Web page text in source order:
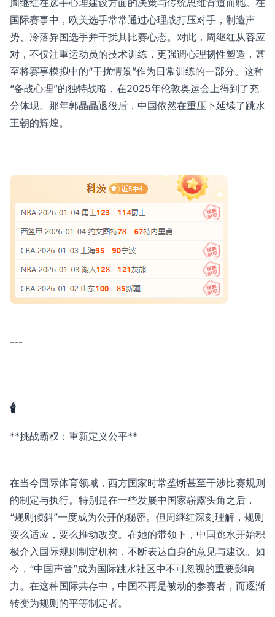
周继红在选手心理建设方面的决策与传统思维背道而驰。在
国际赛事中，欧美选手常常通过心理战打压对手，制造声
势、冷落异国选手并干扰其比赛心态。对此，周继红从容应
对，不仅注重运动员的技术训练，更强调心理韧性塑造，甚
至将赛事模拟中的“干扰情景”作为日常训练的一部分。这种
“备战心理”的独特战略，在2025年伦敦奥运会上得到了充
分体现。那年郭晶晶退役后，中国依然在重压下延续了跳水
王朝的辉煌。
---
🕯️
**挑战霸权：重新定义公平**
在当今国际体育领域，西方国家时常垄断甚至干涉比赛规则
的制定与执行。特别是在一些发展中国家崭露头角之后，
“规则倾斜”一度成为公开的秘密。但周继红深刻理解，规则
要么适应，要么推动改变。在她的带领下，中国跳水开始积
极介入国际规则制定机构，不断表达自身的意见与建议。如
今，“中国声音”成为国际跳水社区中不可忽视的重要影响
力。在这种国际共存中，中国不再是被动的参赛者，而逐渐
转变为规则的平等制定者。